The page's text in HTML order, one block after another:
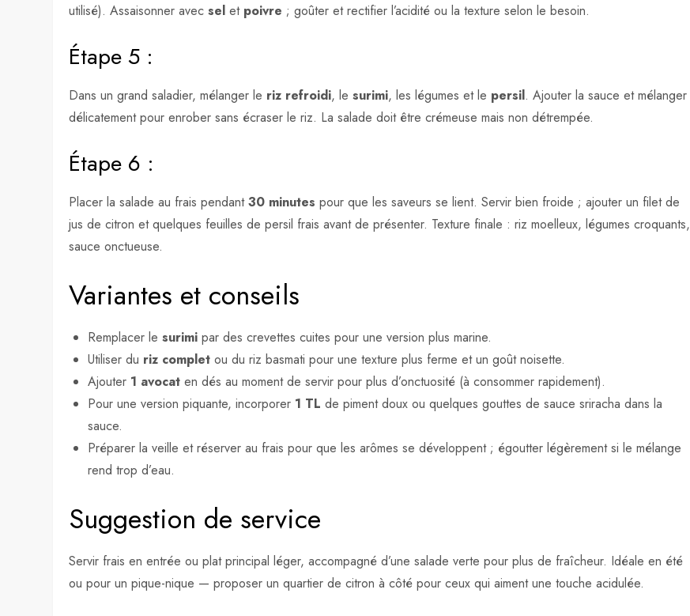
utilisé). Assaisonner avecsel et poivre ; goûter et rectifier l’acidité ou la texture selon le besoin.
Étape 5 :
Dans un grand saladier, mélanger le riz refroidi, lesurimi, les légumes et le persil. Ajouter la sauce et mélanger
délicatement pour enrober sans écraser le riz. La salade doit être crémeuse mais non détrempée.
Étape 6 :
Placer la salade au frais pendant30 minutes pour que les saveurs se lient. Servir bien froide ; ajouter un filet de
jus de citron et quelques feuilles de persil frais avant de présenter. Texture finale : riz moelleux, légumes croquants,
sauce onctueuse.
Variantes et conseils
Remplacer lesurimi par des crevettes cuites pour une version plus marine.
Utiliser du riz complet ou du riz basmati pour une texture plus ferme et un goût noisette.
Ajouter 1 avocat en dés au moment de servir pour plus d’onctuosité (à consommer rapidement).
Pour une version piquante, incorporer 1 TL de piment doux ou quelques gouttes de sauce sriracha dans la
sauce.
Préparer la veille et réserver au frais pour que les arômes se développent ; égoutter légèrement si le mélange
rend trop d’eau.
Suggestion de service
Servir frais en entrée ou plat principal léger, accompagné d’une salade verte pour plus de fraîcheur. Idéale en été
ou pour un pique-nique — proposer un quartier de citron à côté pour ceux qui aiment une touche acidulée.